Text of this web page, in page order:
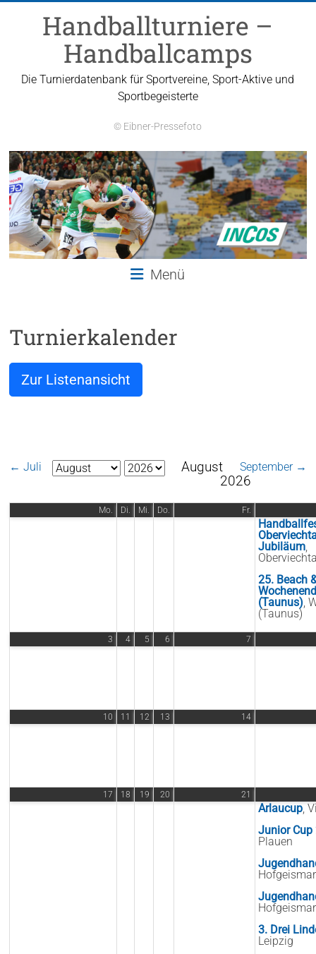
Handballturniere –
Handballcamps
Die Turnierdatenbank für Sportvereine, Sport-Aktive und
Sportbegeisterte
© Eibner-Pressefoto
Menü
Turnierkalender
Zur Listenansicht
← Juli September →
August
2026
Mo. Di. Mi. Do. Fr.
Jubiläum,
25. Beach
(Taunus),
(Taunus)
3 4 5 6 7
10 11 12 13 14
17 18 19 20 21
Arlaucup,
Junior Cup
Plauen
3. Drei
Leipzig